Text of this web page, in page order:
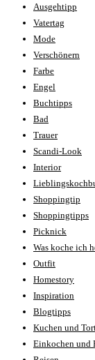
Ausgehtipp
Vatertag
Mode
Verschönern
Farbe
Engel
Buchtipps
Bad
Trauer
Scandi-Look
Interior
Shoppingtip
Shoppingtipps
Picknick
Was koche ich
Outfit
Homestory
Inspiration
Blogtipps
Kuchen und
Einkochen und